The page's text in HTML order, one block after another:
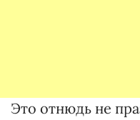
Это отнюдь не